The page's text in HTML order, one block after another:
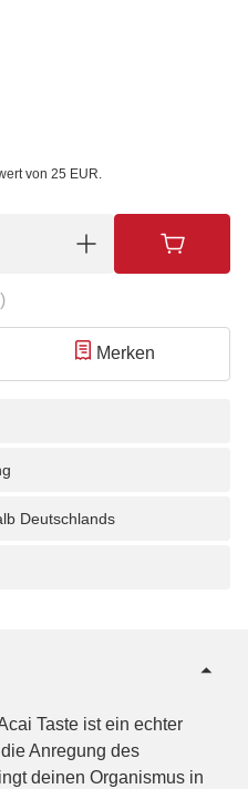
von 25 EUR.
Merken
Deutschlands
Taste ist ein echter
Anregung des
deinen Organismus in